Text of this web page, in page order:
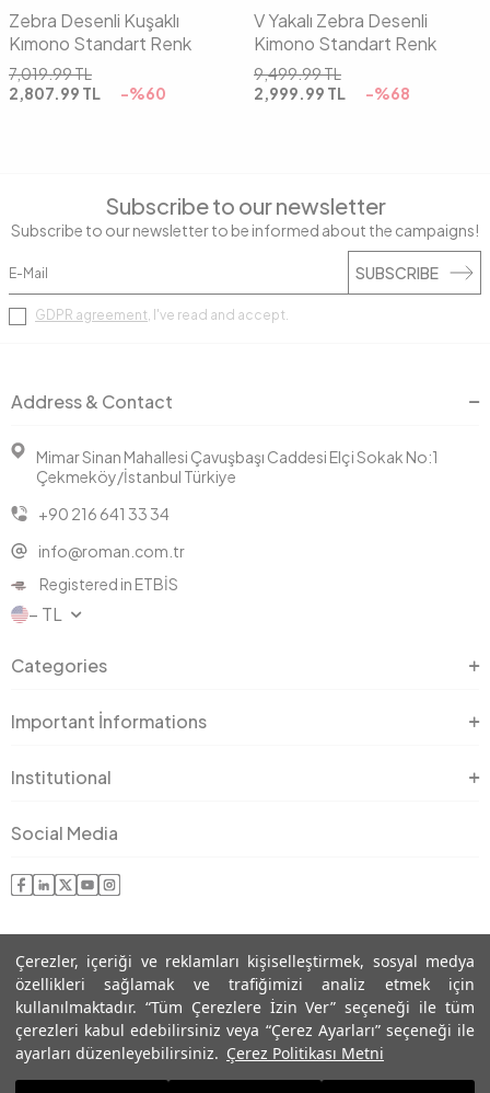
Çerezler, içeriği ve reklamları kişiselleştirmek, sosyal medya
özellikleri sağlamak ve trafiğimizi analiz etmek için
kullanılmaktadır. “Tüm Çerezlere İzin Ver” seçeneği ile tüm
çerezleri kabul edebilirsiniz veya “Çerez Ayarları” seçeneği ile
ayarları düzenleyebilirsiniz. Çerez Politikası Metni
Zebra Desenli Kuşaklı
Kımono Standart Renk
7,019.99TL
2,807.99 TL -%60
V Yakalı Zebra Desenli
Kimono Standart Renk
9,499.99TL
2,999.99 TL -%68
Subscribe to our newsletter
Subscribe to our newsletter to be informed about the campaigns!
SUBSCRIBE
GDPR agreement, I've read and accept.
Address & Contact
Mimar Sinan Mahallesi Çavuşbaşı Caddesi Elçi Sokak No:1
Çekmeköy/İstanbul Türkiye
+90 216 641 33 34
info@roman.com.tr
Registered in ETBİS
− TL
Categories
Important İnformations
Institutional
Social Media
© Copyright 2023 ROMAN - All Rights Reserved